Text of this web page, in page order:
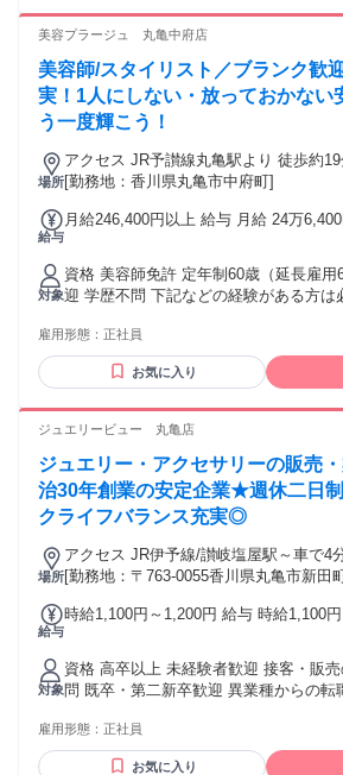
美容プラージュ 丸亀中府店
美容師/スタイリスト／ブランク歓
実！1人にしない・放っておかない
う一度輝こう！
場所
アクセス JR予讃線丸亀駅より 徒歩約19
[勤務地：香川県丸亀市中府町]
給与
月給246,400円以上 給与 月給 24万
24万6,400円以上（研修期間 6 ヶ月）
（トータル） 44時間/月 研修中 残業代 6万
時間外手当（44h分）61,600円以上含む
※給与は経験・能力により異なる ※上記
対象
資格 美容師免許 定年制60歳（延長雇用
迎 学歴不問 下記などの経験がある方は
ンなどでの美容師 スタイリスト、ヘア
どの経験
雇用形態： 正社員
お気に入り
ジュエリービュー 丸亀店
ジュエリー・アクセサリーの販売
治30年創業の安定企業★週休二日
クライフバランス充実◎
場所
アクセス JR伊予線/讃岐塩屋駅～車で4
駅
[勤務地：〒763-0055香川県丸亀市新田
給与
時給1,100円～1,200円 給与 時給1,100
し 昇給あり (年1回/昇給評価による) 賞与あり (年2回/7月･12
月) 残業代は別途支給 (残業はほとんどありません) ◎給与例◎
時給1100円/1日8時間/月21.5日勤務の場
対象
資格 高卒以上 未経験者歓迎 接客・販売の経験者優遇 年齢不
問 既卒・第二新卒歓迎 異業種からの転
探しの方も歓迎
雇用形態： 正社員
お気に入り